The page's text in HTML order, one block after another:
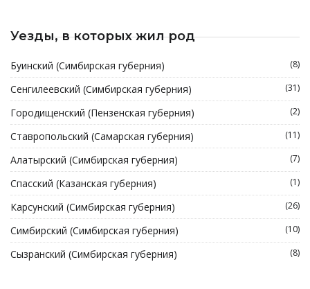
Уезды, в которых жил род
Буинский (Симбирская губерния) (8)
Сенгилеевский (Симбирская губерния) (31)
Городищенский (Пензенская губерния) (2)
Ставропольский (Самарская губерния) (11)
Алатырский (Симбирская губерния) (7)
Спасский (Казанская губерния) (1)
Карсунский (Симбирская губерния) (26)
Симбирский (Симбирская губерния) (10)
Сызранский (Симбирская губерния) (8)